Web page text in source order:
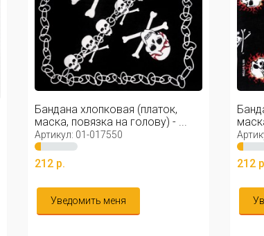
Бандана хлопковая (платок,
маска, повязка на голову) - ...
Артикул: 01-017550
212 р.
Уведомить меня
212